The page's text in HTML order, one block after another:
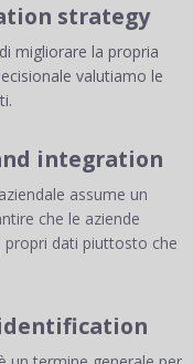
strategy
migliorare la propria
valutiamo le
integration
assume un
che le aziende
dati piuttosto che